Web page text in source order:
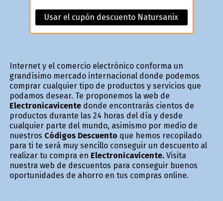
Usar el cupón descuento Natursanix
Internet y el comercio electrónico conforma un
grandísimo mercado internacional donde podemos
comprar cualquier tipo de productos y servicios que
podamos desear. Te proponemos la web de
Electronicavicentedonde encontrarás cientos de
productos durante las 24 horas del día y desde
cualquier parte del mundo, asimismo por medio de
nuestros Códigos Descuento que hemos recopilado
para ti te será muy sencillo conseguir un descuento al
realizar tu compra en Electronicavicente.Visita
nuestra web de descuentos para conseguir buenos
oportunidades de ahorro en tus compras online.